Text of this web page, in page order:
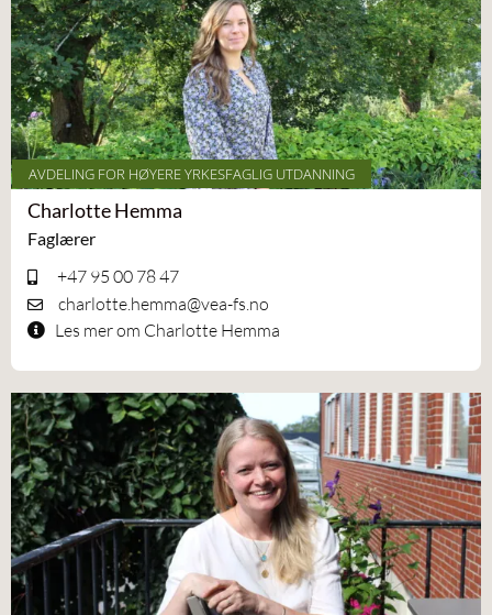
AVDELING FOR HØYERE YRKESFAGLIG UTDANNING
Charlotte Hemma
Faglærer
+47 95 00 78 47
charlotte.hemma@vea-fs.no
Les mer om Charlotte Hemma